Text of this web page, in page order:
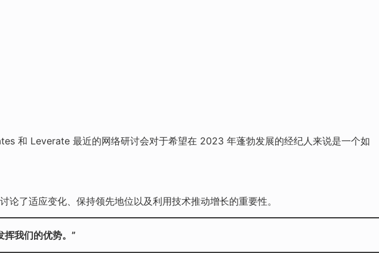
和 Leverate 最近的网络研讨会对于希望在 2023 年蓬勃发展的经纪人来说是一个如
了适应变化、保持领先地位以及利用技术推动增长的重要性。
我们的优势。”